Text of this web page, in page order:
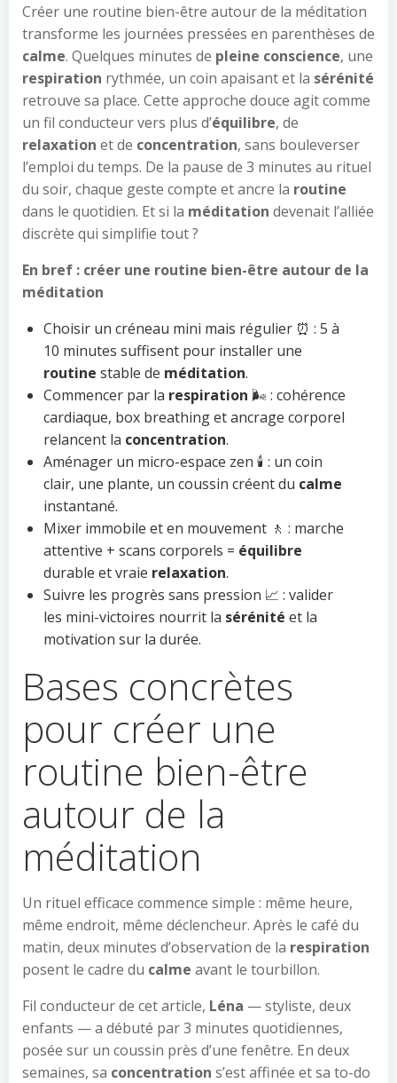
Créer une routine bien-être autour de la méditation
transforme les journées pressées en parenthèses de
calme. Quelques minutes de pleine conscience, une
respiration rythmée, un coin apaisant et la sérénité
retrouve sa place. Cette approche douce agit comme
un fil conducteur vers plus d’équilibre, de
relaxation et de concentration, sans bouleverser
l’emploi du temps. De la pause de 3 minutes au rituel
du soir, chaque geste compte et ancre la routine
dans le quotidien. Et si la méditation devenait l’alliée
discrète qui simplifie tout ?
En bref : créer une routine bien-être autour de la
méditation
Choisir un créneau mini mais régulier ⏰ : 5 à
10 minutes suffisent pour installer une
routine stable de méditation.
Commencer par la respiration 🌬️ : cohérence
cardiaque, box breathing et ancrage corporel
relancent la concentration.
Aménager un micro-espace zen 🕯️ : un coin
clair, une plante, un coussin créent du calme
instantané.
Mixer immobile et en mouvement 🚶 : marche
attentive + scans corporels = équilibre
durable et vraie relaxation.
Suivre les progrès sans pression 📈 : valider
les mini-victoires nourrit la sérénité et la
motivation sur la durée.
Bases concrètes
pour créer une
routine bien-être
autour de la
méditation
Un rituel efficace commence simple : même heure,
même endroit, même déclencheur. Après le café du
matin, deux minutes d’observation de la respiration
posent le cadre du calme avant le tourbillon.
Fil conducteur de cet article, Léna — styliste, deux
enfants — a débuté par 3 minutes quotidiennes,
posée sur un coussin près d’une fenêtre. En deux
semaines, sa concentration s’est affinée et sa to-do